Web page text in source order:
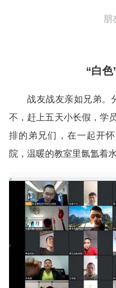
朋
“白
战友战友亲如兄弟。
不，赶上五天小长假，学
排的弟兄们，在一起开
院，温暖的教室里氤氲着